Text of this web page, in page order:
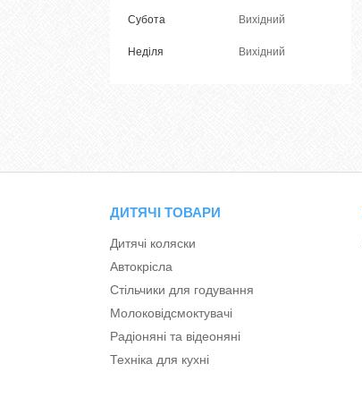
Субота Вихідний
Неділя Вихідний
ДИТЯЧІ ТОВАРИ
Дитячі коляски
Автокрісла
Стільчики для годування
Молоковідсмоктувачі
Радіоняні та відеоняні
Техніка для кухні